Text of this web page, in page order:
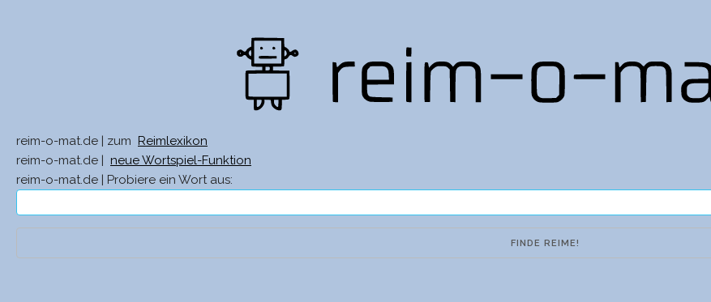
reim-o-mat.de | zum
Reimlexikon
reim-o-mat.de |
neue Wortspiel-Funktion
reim-o-mat.de | Probiere ein Wort aus: